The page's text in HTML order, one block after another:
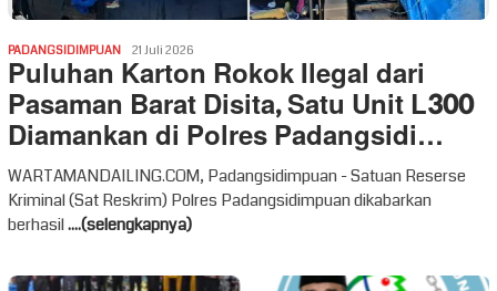
PADANGSIDIMPUAN 21 Juli 2026
Puluhan Karton Rokok Ilegal dari
Pasaman Barat Disita, Satu Unit L300
Diamankan di Polres Padangsidi…
WARTAMANDAILING.COM, Padangsidimpuan - Satuan Reserse
Kriminal (Sat Reskrim) Polres Padangsidimpuan dikabarkan
berhasil....(selengkapnya)